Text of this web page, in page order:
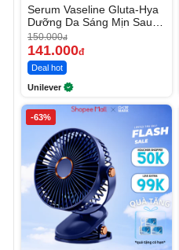
Serum Vaseline Gluta-Hya
Dưỡng Da Sáng Mịn Sau 7
Ngày
150.000đ
141.000đ
Deal hot
Unilever
-63%